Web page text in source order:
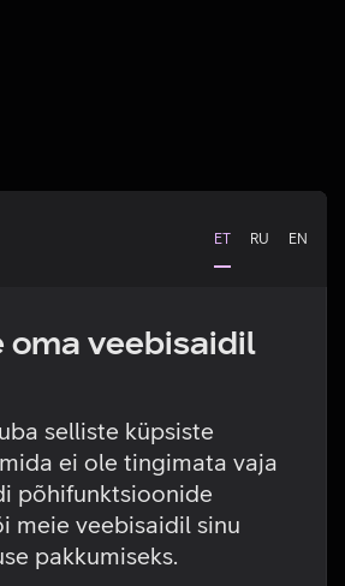
ET RU EN
oma veebisaidil
selliste küpsiste
ei ole tingimata vaja
põhifunktsioonide
meie veebisaidil sinu
pakkumiseks.
viga